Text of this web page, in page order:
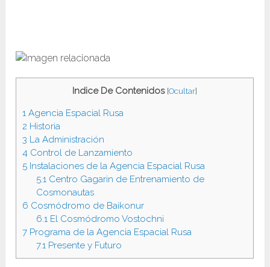
Indice De Contenidos [Ocultar]
1 Agencia Espacial Rusa
2 Historia
3 La Administración
4 Control de Lanzamiento
5 Instalaciones de la Agencia Espacial Rusa
5.1Centro Gagarin de Entrenamiento de
Cosmonautas
6 Cosmódromo de Baikonur
6.1El Cosmódromo Vostochni
7 Programa de la Agencia Espacial Rusa
7.1Presente y Futuro